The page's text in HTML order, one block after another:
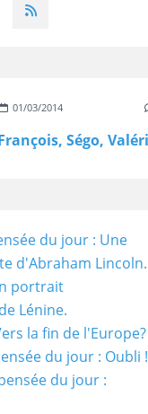
01/03/2014
du jour : Une
d'Abraham Lincoln.
portrait
Lénine.
la fin de l'Europe?
du jour : Oubli !
du jour :